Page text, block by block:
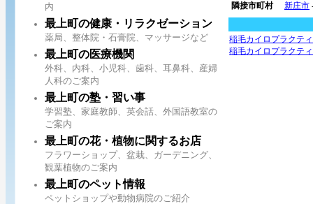
内
最上町の健康・リラクゼーション
薬局、整体院・石膏院、マッサージなど
最上町の医療機関
外科、内科、小児科、歯科、耳鼻科、産婦
人科のご案内
最上町の塾・習い事
学習塾、家庭教師、英会話、外国語教室の
ご案内
最上町の花・植物に関するお店
フラワーショップ、盆栽、ガーデニング、
観葉植物のご案内
最上町のペット情報
ペットショップや動物病院のご紹介
隣接市町村
新庄市
稲毛カイロプラクテ
稲毛カイロプラクテ